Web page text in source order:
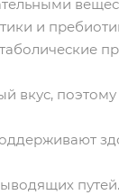
и
поэтому